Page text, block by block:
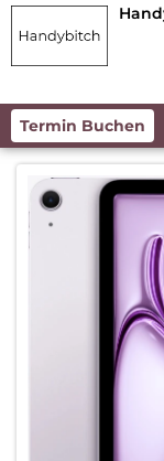
Termin Buchen